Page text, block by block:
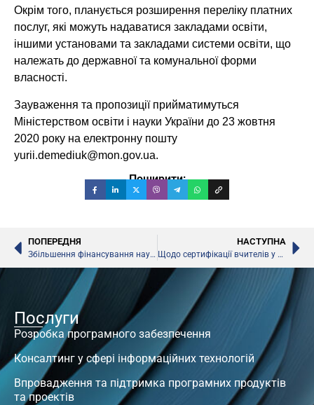
Окрім того, планується розширення переліку платних
послуг, які можуть надаватися закладами освіти,
іншими установами та закладами системи освіти, що
належать до державної та комунальної форми
власності.
Зауваження та пропозиції прийматимуться
Міністерством освіти і науки України до 23 жовтня
2020 року на електронну пошту
yurii.demediuk@mon.gov.ua.
Поширити:
ПОПЕРЕДНЯ
Збільшення фінансування науки, – МОН
НАСТУПНА
Щодо сертифікації вчителів у 2020 році, – Руслан Гурак
Послуги
Розробка програмного забезпечення
Консалтинг у сфері інформаційних технологій
Впровадження та підтримка програмних продуктів
та проектів